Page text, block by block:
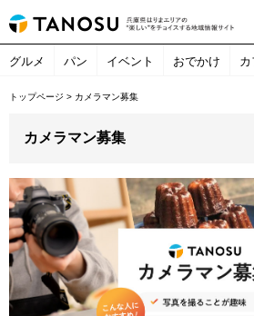
グルメ パン イベント おでかけ カ
トップページ > カメラマン募集
カメラマン募集